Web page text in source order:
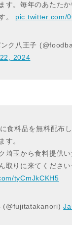
す。毎年のあたた
。 pic.twitter.com/
ク八王子
2024
食料品を無料配布
す。
埼玉から食料提供
取りに来てください
tyCmJkCKH5
(@fujitatakanori)